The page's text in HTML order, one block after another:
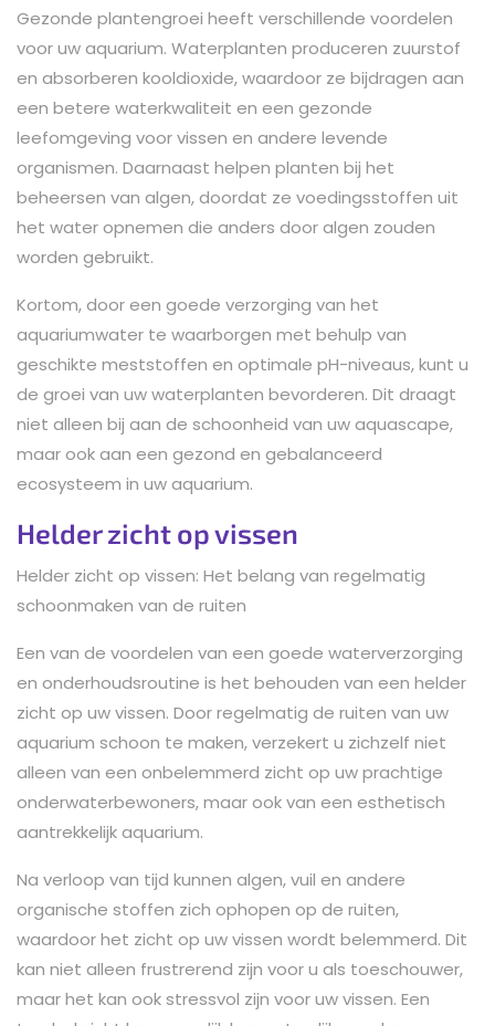
Gezonde plantengroei heeft verschillende voordelen
voor uw aquarium. Waterplanten produceren zuurstof
en absorberen kooldioxide, waardoor ze bijdragen aan
een betere waterkwaliteit en een gezonde
leefomgeving voor vissen en andere levende
organismen. Daarnaast helpen planten bij het
beheersen van algen, doordat ze voedingsstoffen uit
het water opnemen die anders door algen zouden
worden gebruikt.
Kortom, door een goede verzorging van het
aquariumwater te waarborgen met behulp van
geschikte meststoffen en optimale pH-niveaus, kunt u
de groei van uw waterplanten bevorderen. Dit draagt
niet alleen bij aan de schoonheid van uw aquascape,
maar ook aan een gezond en gebalanceerd
ecosysteem in uw aquarium.
Helder zicht op vissen
Helder zicht op vissen: Het belang van regelmatig
schoonmaken van de ruiten
Een van de voordelen van een goede waterverzorging
en onderhoudsroutine is het behouden van een helder
zicht op uw vissen. Door regelmatig de ruiten van uw
aquarium schoon te maken, verzekert u zichzelf niet
alleen van een onbelemmerd zicht op uw prachtige
onderwaterbewoners, maar ook van een esthetisch
aantrekkelijk aquarium.
Na verloop van tijd kunnen algen, vuil en andere
organische stoffen zich ophopen op de ruiten,
waardoor het zicht op uw vissen wordt belemmerd. Dit
kan niet alleen frustrerend zijn voor u als toeschouwer,
maar het kan ook stressvol zijn voor uw vissen. Een